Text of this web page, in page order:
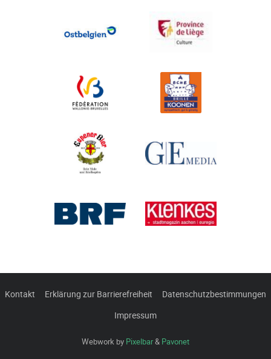
Kontakt Erklärung zur Barrierefreiheit
Datenschutzbestimmungen
Impressum
Webwork by Pixelbar& Pavonet